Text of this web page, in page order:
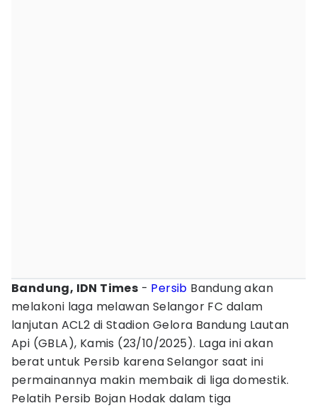
Bandung, IDN Times - Persib Bandung akan
melakoni laga melawan Selangor FC dalam
lanjutan ACL2 di Stadion Gelora Bandung Lautan
Api (GBLA), Kamis (23/10/2025). Laga ini akan
berat untuk Persib karena Selangor saat ini
permainannya makin membaik di liga domestik.
Pelatih Persib Bojan Hodak dalam tiga